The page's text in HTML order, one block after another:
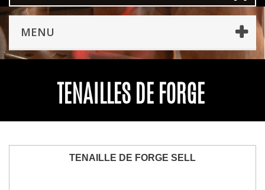
MENU
TENAILLES DE FORGE
TENAILLE DE FORGE SELL